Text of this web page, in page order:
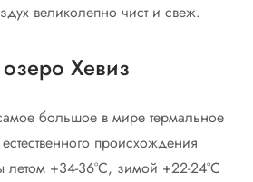
великолепно чист и свеж.
Хевиз
большое в мире термальное
происхождения
летом +34-36°C, зимой +22-24°C